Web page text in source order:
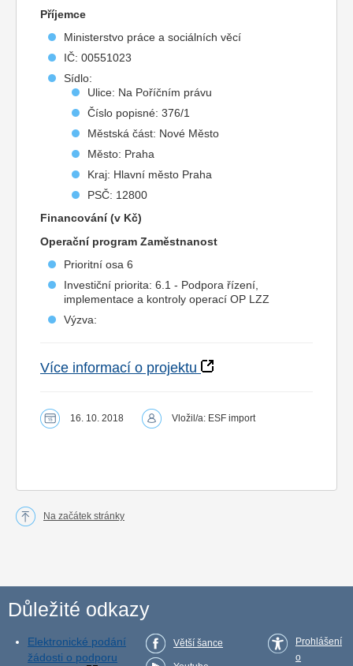
Příjemce
Ministerstvo práce a sociálních věcí
IČ: 00551023
Sídlo:
Ulice: Na Poříčním právu
Číslo popisné: 376/1
Městská část: Nové Město
Město: Praha
Kraj: Hlavní město Praha
PSČ: 12800
Financování (v Kč)
Operační program Zaměstnanost
Prioritní osa 6
Investiční priorita: 6.1 - Podpora řízení,
implementace a kontroly operací OP LZZ
Výzva:
Více informací o projektu
16. 10. 2018 Vložil/a: ESF import
Na začátek stránky
Důležité odkazy
Elektronické podání
žádosti o podporu
Větší šance
Prohlášení
o